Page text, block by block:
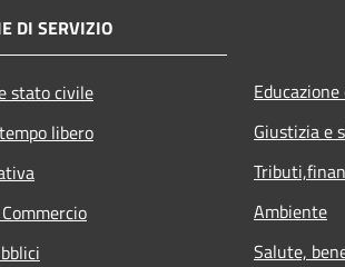
DI SERVIZIO
stato civile
libero
Giustizia e
Ambiente
Salute,